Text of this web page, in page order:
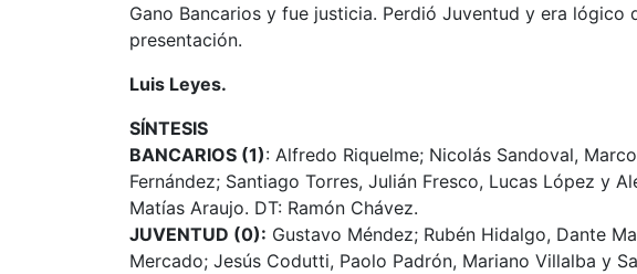
Gano Bancarios y fue justicia. Perdió Juventud y era lógico
presentación.
Luis Leyes.
SÍNTESIS
BANCARIOS (1): Alfredo Riquelme; Nicolás Sandoval,
Fernández; Santiago Torres, Julián Fresco, Lucas López y
Matías Araujo. DT: Ramón Chávez.
JUVENTUD (0): Gustavo Méndez; Rubén Hidalgo, Dante
Mercado; Jesús Codutti, Paolo Padrón, Mariano Villalba y